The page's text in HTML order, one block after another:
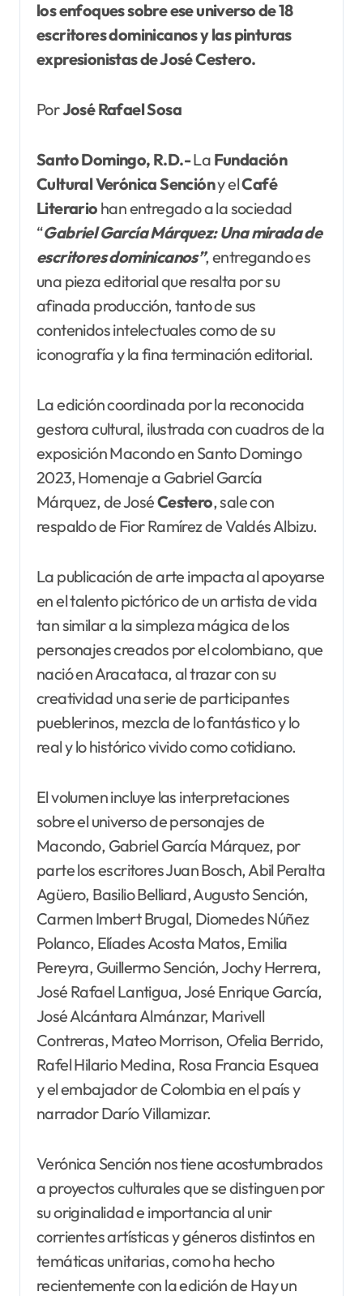
los enfoques sobre ese universo de 18
escritores dominicanos y las pinturas
expresionistas de José Cestero.
PorJosé Rafael Sosa
Santo Domingo, R.D.-La Fundación
Cultural Verónica Sencióny elCafé
Literario han entregado a la sociedad
“Gabriel García Márquez: Una mirada de
escritores dominicanos”, entregando es
una pieza editorial que resalta por su
afinada producción, tanto de sus
contenidos intelectuales como de su
iconografía y la fina terminación editorial.
La edición coordinada por la reconocida
gestora cultural, ilustrada con cuadros de la
exposición Macondo en Santo Domingo
2023, Homenaje a Gabriel García
Márquez, de JoséCestero, sale con
respaldo de Fior Ramírez de Valdés Albizu.
La publicación de arte impacta al apoyarse
en el talento pictórico de un artista de vida
tan similar a la simpleza mágica de los
personajes creados por el colombiano, que
nació en Aracataca, al trazar con su
creatividad una serie de participantes
pueblerinos, mezcla de lo fantástico y lo
real y lo histórico vivido como cotidiano.
El volumen incluye las interpretaciones
sobre el universo de personajes de
Macondo, Gabriel García Márquez, por
parte los escritores Juan Bosch, Abil Peralta
Agüero, Basilio Belliard, Augusto Sención,
Carmen Imbert Brugal, Diomedes Núñez
Polanco, Elíades Acosta Matos, Emilia
Pereyra, Guillermo Sención, Jochy Herrera,
José Rafael Lantigua, José Enrique García,
José Alcántara Almánzar, Marivell
Contreras, Mateo Morrison, Ofelia Berrido,
Rafel Hilario Medina, Rosa Francia Esquea
y el embajador de Colombia en el país y
narrador Darío Villamizar.
Verónica Sención nos tiene acostumbrados
a proyectos culturales que se distinguen por
su originalidad e importancia al unir
corrientes artísticas y géneros distintos en
temáticas unitarias, como ha hecho
recientemente con la edición de Hay un